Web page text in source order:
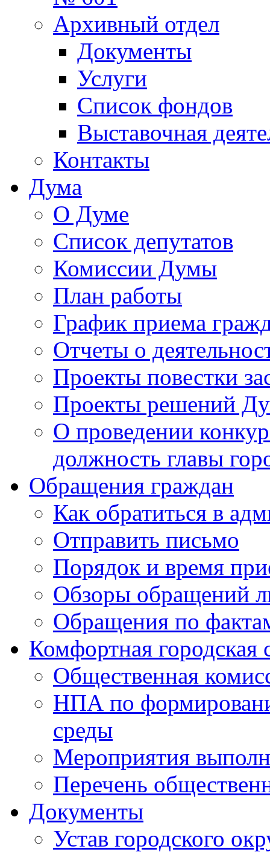
Архивный отдел
Документы
Услуги
Список фондов
Выставочная
Контакты
Дума
О Думе
Список депутатов
Комиссии Думы
План работы
График приема
Отчеты о
Проекты повестки
Проекты решений
О проведении
должность главы
Обращения граждан
Как обратиться в
Отправить письмо
Порядок и время
Обзоры обращений
Обращения по
Комфортная городская
Общественная
НПА по
среды
Мероприятия
Перечень
Документы
Устав городского